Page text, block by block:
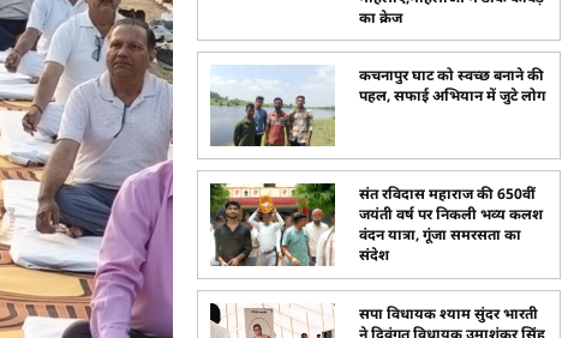
का क्रेज
कचनापुर घाट को स्वच्छ बनाने की
पहल, सफाई अभियान में जुटे लोग
संत रविदास महाराज की 650वीं
जयंती वर्ष पर निकली भव्य कलश
वंदन यात्रा, गूंजा समरसता का
संदेश
सपा विधायक श्याम सुंदर भारती
ने दिवंगत विधायक उमाशंकर सिंह